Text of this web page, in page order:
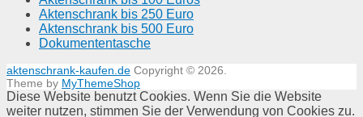
Aktenschrank bis 250 Euro
Aktenschrank bis 500 Euro
Dokumententasche
aktenschrank-kaufen.de Copyright © 2026.
Theme by MyThemeShop
Diese Website benutzt Cookies. Wenn Sie die Website
weiter nutzen, stimmen Sie der Verwendung von Cookies zu.